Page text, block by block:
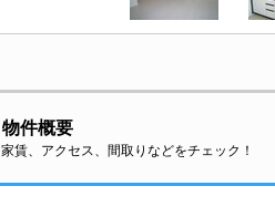
物件概要
家賃、アクセス、間取りなどをチェック！